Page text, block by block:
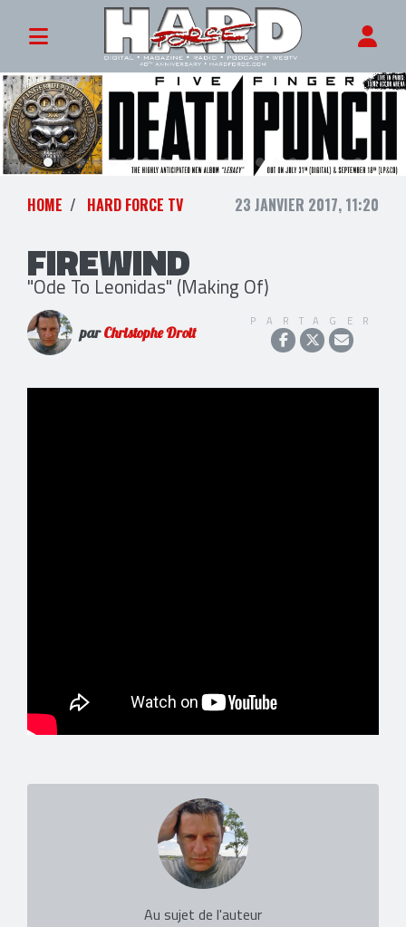
HOME HARD FORCE TV 23 JANVIER 2017, 11:20
FIREWIND
"Ode To Leonidas" (Making Of)
parChristophe Droit
PARTAGER
Au sujet de l'auteur